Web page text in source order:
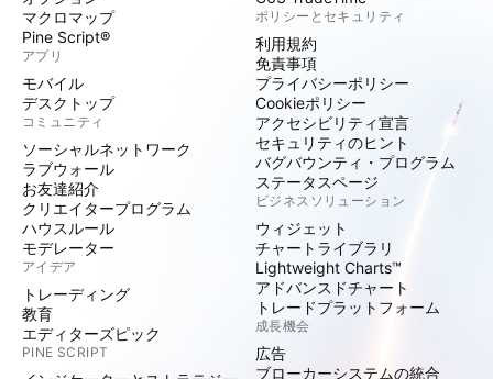
マクロマップ
Pine Script®
アプリ
モバイル
デスクトップ
コミュニティ
ソーシャルネットワーク
ラブウォール
お友達紹介
クリエイタープログラム
ハウスルール
モデレーター
アイデア
トレーディング
教育
エディターズピック
PINE SCRIPT
ポリシーとセキュリティ
利用規約
免責事項
プライバシーポリシー
Cookieポリシー
アクセシビリティ宣言
セキュリティのヒント
バグバウンティ・プログラム
ステータスページ
ビジネスソリューション
ウィジェット
チャートライブラリ
Lightweight Charts™
アドバンスドチャート
トレードプラットフォーム
成長機会
広告
ブローカーシステムの統合